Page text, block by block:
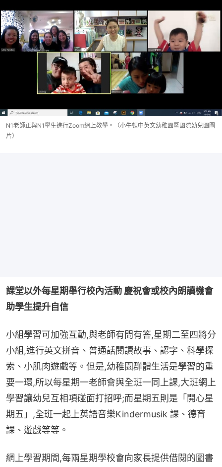
N1老師正與N1學生進行Zoom網上教學。（小牛頓中英文幼稚園暨國際幼兒園圖
片）
課堂以外每星期舉行校內活動 慶祝會或校內朗讀機會
助學生提升自信
小組學習可加強互動,與老師有問有答,星期二至四將分
小組,進行英文拼音、普通話閱讀故事、認字、科學探
索、小肌肉遊戲等。但是,幼稚園群體生活是學習的重
要一環,所以每星期一老師會與全班一同上課,大班網上
學習讓幼兒互相項碰面打招呼;而星期五則是「開心星
期五」,全班一起上英語音樂Kindermusik 課、德育
課、遊戲等等。
網上學習期間,每兩星期學校會向家長提供借閱的圖書